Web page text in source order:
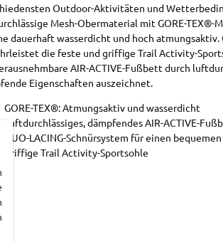
Outdoor-Aktivitäten und
Mesh-Obermaterial mit GORE-TEX®-
dauerhaft wasserdicht und hoch
die feste und griffige Trail Activity-
AIR-ACTIVE-Fußbett durch
Eigenschaften auszeichnet.
GORE-TEX®: Atmungsaktiv und wasserdicht
Luftdurchlässiges, dämpfendes AIR-ACTIVE-
DUO-LACING-Schnürsystem für einen
Griffige Trail Activity-Sportsohle